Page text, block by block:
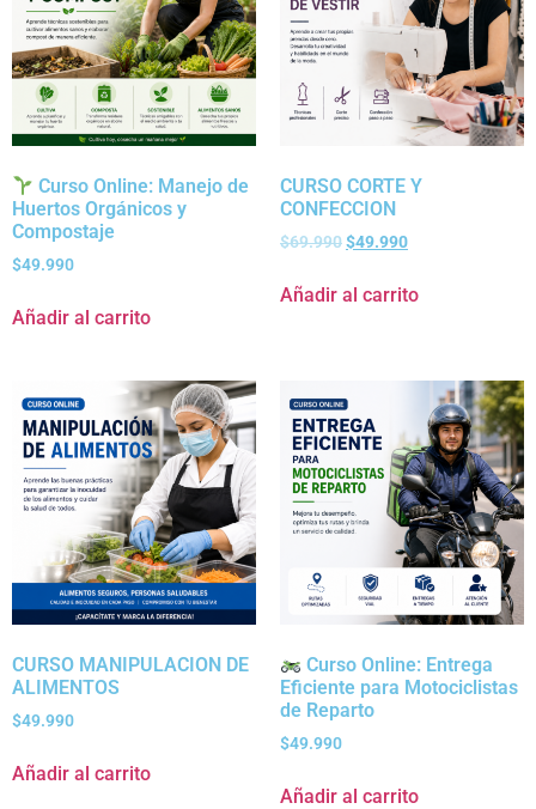
Curso Online: Manejo de
Huertos Orgánicos y
Compostaje
$49.990
Añadir al carrito
CURSO CORTE Y
CONFECCION
$69.990$49.990
Añadir al carrito
CURSO MANIPULACION DE
ALIMENTOS
$49.990
Añadir al carrito
Curso Online: Entrega
Eficiente para Motociclistas
de Reparto
$49.990
Añadir al carrito